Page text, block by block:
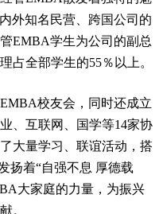
外知名民营、跨国公司的
EMBA学生为公司的副总
占全部学生的55％以上。
校友会，同时还成立
、互联网、国学等14家协
大量学习、联谊活动，搭
扬着“自强不息 厚德载
大家庭的力量，为振兴
。